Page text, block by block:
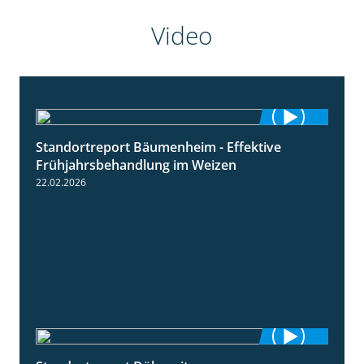
Video
4:20
Standortreport Bäumenheim - Effektive
Frühjahrsbehandlung im Weizen
22.02.2026